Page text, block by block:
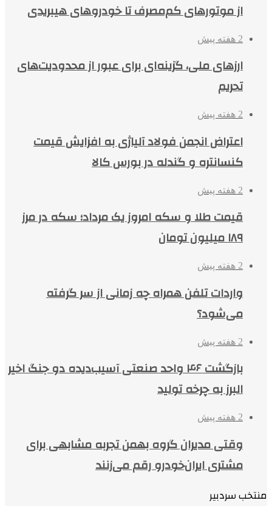
از موتورهای کم‌مصرف تا خودروهای هیبریدی
2 هفته پیش
ارزهای ملی، گزینه‌ای برای عبور از محدودیت‌های
تحریم
2 هفته پیش
اعتراض انجمن فولاد آلیاژی به افزایش قیمت
کنسانتره و گندله در بورس کالا
2 هفته پیش
قیمت طلا و سکه امروز یک مرداد؛ سکه در مرز
۱۸۹ میلیون تومان
2 هفته پیش
واردات تلفن همراه چه زمانی از سر گرفته
می‌شود؟
2 هفته پیش
بازگشت ۴۶ واحد صنعتی آسیب‌دیده دو جنگ اخیر
البرز به چرخه تولید
2 هفته پیش
وقتی مدیران گروه بهمن تجربه مشابهی برای
مشتری ایران‌خودرو رقم می‌زنند
منتخب سردبیر